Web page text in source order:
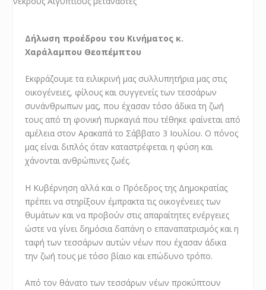
Δήλωση προέδρου του Kινήματος κ.
Χαράλαμπου Θεοπέμπτου
Εκφράζουμε τα ειλικρινή μας συλλυπητήρια μας στις
οικογένειες, φίλους και συγγενείς των τεσσάρων
συνάνθρωπων μας, που έχασαν τόσο άδικα τη ζωή
τους από τη φονική πυρκαγιά που τέθηκε φαίνεται από
αμέλεια στον Αρακαπά το Σάββατο 3 Ιουλίου. Ο πόνος
μας είναι διπλός όταν καταστρέφεται η φύση και
χάνονται ανθρώπινες ζωές.
Η Κυβέρνηση αλλά και ο Πρόεδρος της Δημοκρατίας
πρέπει να στηρίξουν έμπρακτα τις οικογένειες των
θυμάτων και να προβούν στις απαραίτητες ενέργειες
ώστε να γίνει δημόσια δαπάνη ο επαναπατρισμός και η
ταφή των τεσσάρων αυτών νέων που έχασαν άδικα
την ζωή τους με τόσο βίαιο και επώδυνο τρόπο.
Από τον θάνατο των τεσσάρων νέων προκύπτουν